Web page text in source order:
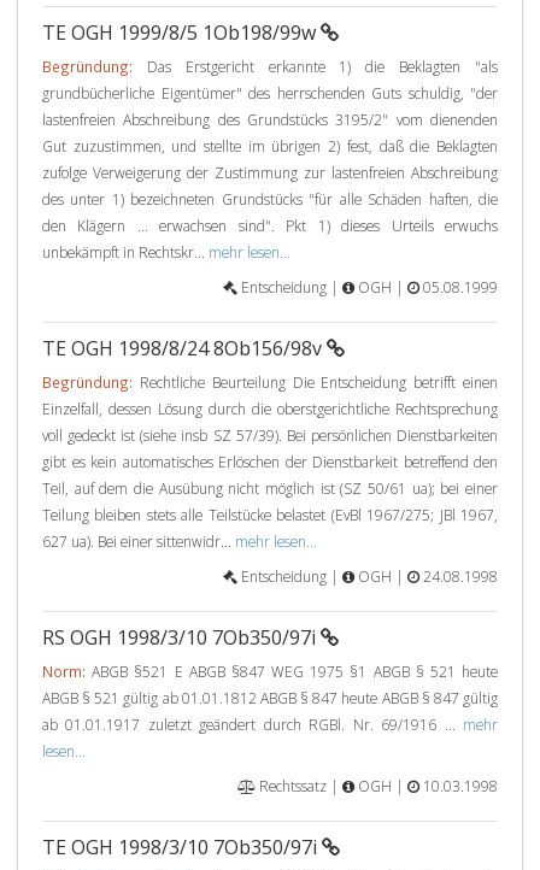
TE OGH 1999/8/5 1Ob198/99w
Begründung: Das Erstgericht erkannte 1) die Beklagten "als
grundbücherliche Eigentümer" des herrschenden Guts schuldig, "der
lastenfreien Abschreibung des Grundstücks 3195/2" vom dienenden
Gut zuzustimmen, und stellte im übrigen 2) fest, daß die Beklagten
zufolge Verweigerung der Zustimmung zur lastenfreien Abschreibung
des unter 1) bezeichneten Grundstücks "für alle Schäden haften, die
den Klägern ... erwachsen sind". Pkt 1) dieses Urteils erwuchs
unbekämpft in Rechtskr... mehr lesen...
Entscheidung |
OGH | 05.08.1999
TE OGH 1998/8/24 8Ob156/98v
Begründung: Rechtliche Beurteilung Die Entscheidung betrifft einen
Einzelfall, dessen Lösung durch die oberstgerichtliche Rechtsprechung
voll gedeckt ist (siehe insb SZ 57/39). Bei persönlichen Dienstbarkeiten
gibt es kein automatisches Erlöschen der Dienstbarkeit betreffend den
Teil, auf dem die Ausübung nicht möglich ist (SZ 50/61 ua); bei einer
Teilung bleiben stets alle Teilstücke belastet (EvBl 1967/275; JBl 1967,
627 ua). Bei einer sittenwidr... mehr lesen...
Entscheidung |
OGH | 24.08.1998
RS OGH 1998/3/10 7Ob350/97i
Norm: ABGB §521 E ABGB §847 WEG 1975 §1 ABGB § 521 heute
ABGB § 521 gültig ab 01.01.1812 ABGB § 847 heute ABGB § 847 gültig
ab 01.01.1917 zuletzt geändert durch RGBl. Nr. 69/1916 ... mehr
lesen...
Rechtssatz |
OGH | 10.03.1998
TE OGH 1998/3/10 7Ob350/97i